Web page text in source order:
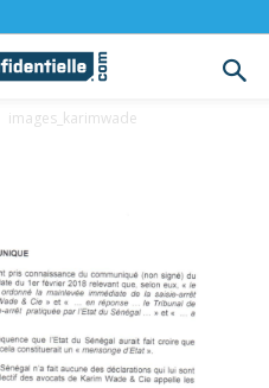
images_karimwade